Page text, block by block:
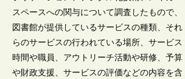
スペースへの関与について調査したもので、
図書館が提供しているサービスの種類、それ
らのサービスの行われている場所、サービス
時間や職員、アウトリーチ活動や研修、予算
や財政支援、サービスの評価などの内容を含